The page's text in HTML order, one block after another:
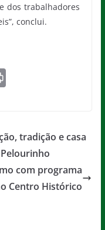
dos trabalhadores
conclui.
Pr
tradição e casa
com programa
Centro Histórico